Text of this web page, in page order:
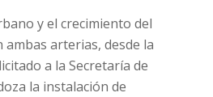
y el crecimiento del
arterias, desde la
a la Secretaría de
la instalación de